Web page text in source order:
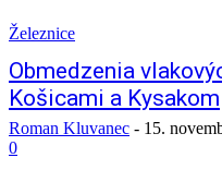
Železnice
Obmedzenia
Košicami a Kysakom
Roman Kluvanec - 15.
0